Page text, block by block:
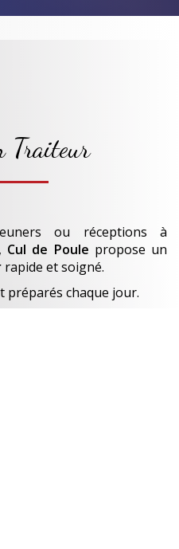
Traiteur
ou réceptions à
, Cul de Poule propose un
rapide et soigné.
préparés chaque jour.